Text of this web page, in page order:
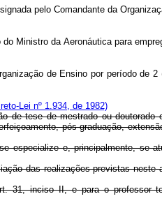
pelo Comandante da
Ministro da Aeronáutica para
de Ensino por período de
Lei nº 1.934, de 1982)
de tese de mestrado ou doutorado
pós-graduação,
especialize e, principalmente, se
das realizações previstas neste
31, inciso II, e para o professor